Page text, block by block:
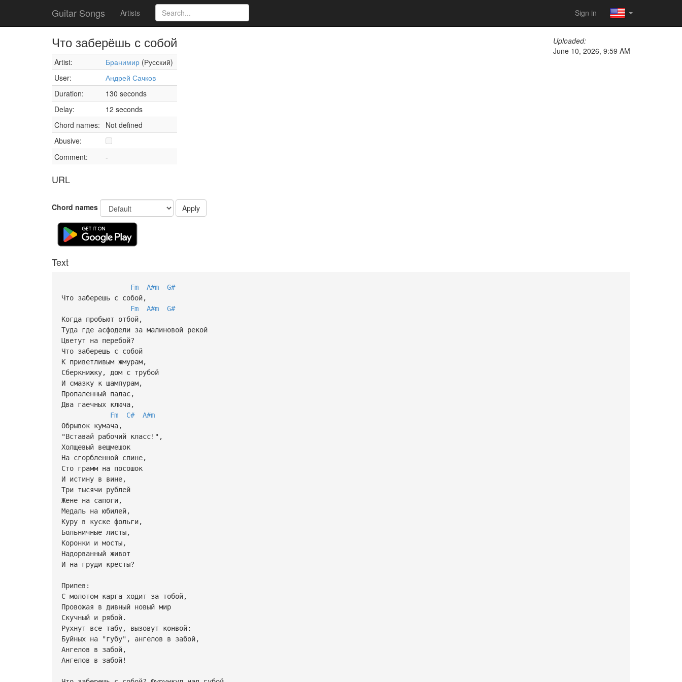
Guitar Songs Artists Sign in
Что заберёшь с собой
Artist: Бранимир (Русский)
User:
Андрей Сачков
Duration:
130 seconds
Delay:
12 seconds
Chord names:
Not defined
Abusive:
Comment:
-
URL
Uploaded:
June 10, 2026, 9:59 AM
Chord names Apply
Text
Fm A#m
G#
Что заберешь с собой,
Fm
A#m
G#
Когда пробьют отбой,
Туда где асфодели за малиновой рекой
Цветут на перебой?
Что заберешь с собой
К приветливым жмурам,
Сберкнижку, дом с трубой
И смазку к шампурам,
Пропаленный палас,
Два гаечных ключа,
Fm
C#
A#m
Обрывок кумача,
"Вставай рабочий класс!",
Холщевый вещмешок
На сгорбленной спине,
Сто грамм на посошок
И истину в вине,
Три тысячи рублей
Жене на сапоги,
Медаль на юбилей,
Куру в куске фольги,
Больничные листы,
Коронки и мосты,
Надорванный живот
И на груди кресты?
Припев:
С молотом карга ходит за тобой,
Провожая в дивный новый мир
Скучный и рябой.
Рухнут все табу, вызовут конвой:
Буйных на "губу", ангелов в забой,
Ангелов в забой,
Ангелов в забой!